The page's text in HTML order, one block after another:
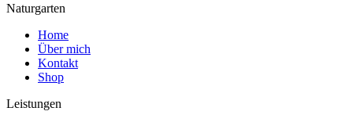
Naturgarten
Home
Über mich
Kontakt
Shop
Leistungen